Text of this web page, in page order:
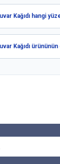
Kağıdı hangi
Kağıdı